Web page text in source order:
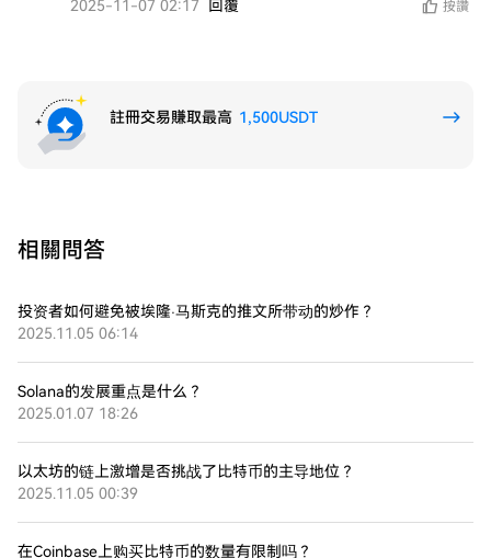
2025-11-07 02:17 回覆 按讚
註冊交易賺取最高 1,500USDT
相關問答
投资者如何避免被埃隆·马斯克的推文所带动的炒作？
2025.11.05 06:14
Solana的发展重点是什么？
2025.01.07 18:26
以太坊的链上激增是否挑战了比特币的主导地位？
2025.11.05 00:39
在Coinbase上购买比特币的数量有限制吗？